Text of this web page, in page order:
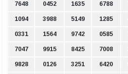
7648 0452 1635 6788
1094 3988 5149 1285
0331 1564 9742 0585
7047 9915 8425 7008
9828 0126 3251 6420